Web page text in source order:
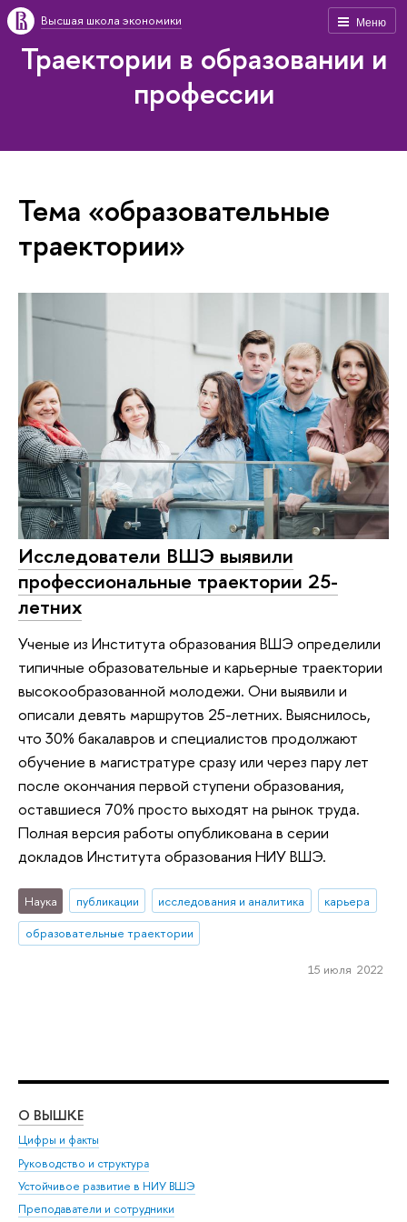
Меню
Высшая школа экономики
Траектории в образовании и
профессии
Тема «образовательные
траектории»
Исследователи ВШЭ выявили
профессиональные траектории 25-
летних
Ученые из Института образования ВШЭ определили
типичные образовательные и карьерные траектории
высокообразованной молодежи. Они выявили и
описали девять маршрутов 25-летних. Выяснилось,
что 30% бакалавров и специалистов продолжают
обучение в магистратуре сразу или через пару лет
после окончания первой ступени образования,
оставшиеся 70% просто выходят на рынок труда.
Полная версия работы опубликована в серии
докладов Института образования НИУ ВШЭ.
Наука публикации исследования и аналитика
карьера
образовательные траектории
15 июля 2022
О ВЫШКЕ
Цифры и факты
Руководство и структура
Устойчивое развитие в НИУ ВШЭ
Преподаватели и сотрудники